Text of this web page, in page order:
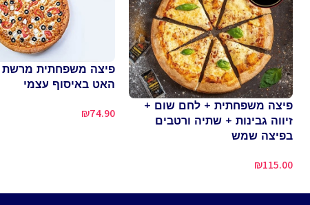
פיצה משפחתית + לחם שום +
זיווה גבינות + שתיה ורטבים
בפיצה שמש
₪115.00
פיצה משפחתית מרשת
האט באיסוף עצמי
₪74.90